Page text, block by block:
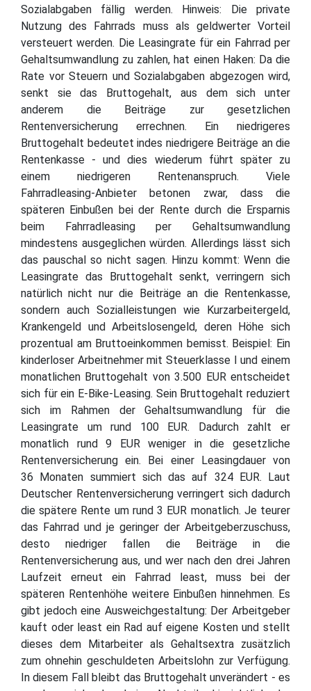
Sozialabgaben fällig werden. Hinweis: Die private
Nutzung des Fahrrads muss als geldwerter Vorteil
versteuert werden. Die Leasingrate für ein Fahrrad per
Gehaltsumwandlung zu zahlen, hat einen Haken: Da die
Rate vor Steuern und Sozialabgaben abgezogen wird,
senkt sie das Bruttogehalt, aus dem sich unter
anderem die Beiträge zur gesetzlichen
Rentenversicherung errechnen. Ein niedrigeres
Bruttogehalt bedeutet indes niedrigere Beiträge an die
Rentenkasse - und dies wiederum führt später zu
einem niedrigeren Rentenanspruch. Viele
Fahrradleasing-Anbieter betonen zwar, dass die
späteren Einbußen bei der Rente durch die Ersparnis
beim Fahrradleasing per Gehaltsumwandlung
mindestens ausgeglichen würden. Allerdings lässt sich
das pauschal so nicht sagen. Hinzu kommt: Wenn die
Leasingrate das Bruttogehalt senkt, verringern sich
natürlich nicht nur die Beiträge an die Rentenkasse,
sondern auch Sozialleistungen wie Kurzarbeitergeld,
Krankengeld und Arbeitslosengeld, deren Höhe sich
prozentual am Bruttoeinkommen bemisst. Beispiel: Ein
kinderloser Arbeitnehmer mit Steuerklasse I und einem
monatlichen Bruttogehalt von 3.500 EUR entscheidet
sich für ein E-Bike-Leasing. Sein Bruttogehalt reduziert
sich im Rahmen der Gehaltsumwandlung für die
Leasingrate um rund 100 EUR. Dadurch zahlt er
monatlich rund 9 EUR weniger in die gesetzliche
Rentenversicherung ein. Bei einer Leasingdauer von
36 Monaten summiert sich das auf 324 EUR. Laut
Deutscher Rentenversicherung verringert sich dadurch
die spätere Rente um rund 3 EUR monatlich. Je teurer
das Fahrrad und je geringer der Arbeitgeberzuschuss,
desto niedriger fallen die Beiträge in die
Rentenversicherung aus, und wer nach den drei Jahren
Laufzeit erneut ein Fahrrad least, muss bei der
späteren Rentenhöhe weitere Einbußen hinnehmen. Es
gibt jedoch eine Ausweichgestaltung: Der Arbeitgeber
kauft oder least ein Rad auf eigene Kosten und stellt
dieses dem Mitarbeiter als Gehaltsextra zusätzlich
zum ohnehin geschuldeten Arbeitslohn zur Verfügung.
In diesem Fall bleibt das Bruttogehalt unverändert - es